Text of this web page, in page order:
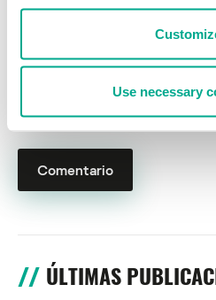
Use necessary
ÚLTIMAS